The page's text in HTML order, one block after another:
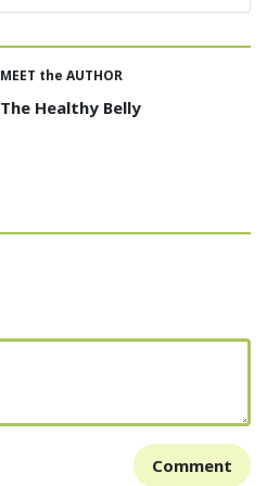
MEET the AUTHOR
The Healthy Belly
Comment